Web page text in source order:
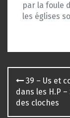
par la foule
les églises
des
articles
39 – Us et
dans les H.P
des cloches